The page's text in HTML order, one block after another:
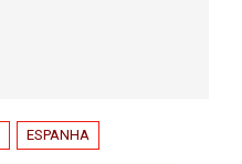
ESPANHA